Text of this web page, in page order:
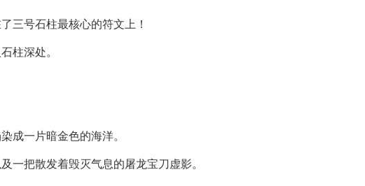
三号石柱最核心的符文上！
柱深处。
成一片暗金色的海洋。
一把散发着毁灭气息的屠龙宝刀虚影。